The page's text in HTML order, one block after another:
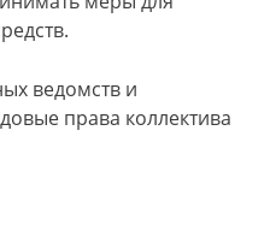
ведомств и
права коллектива